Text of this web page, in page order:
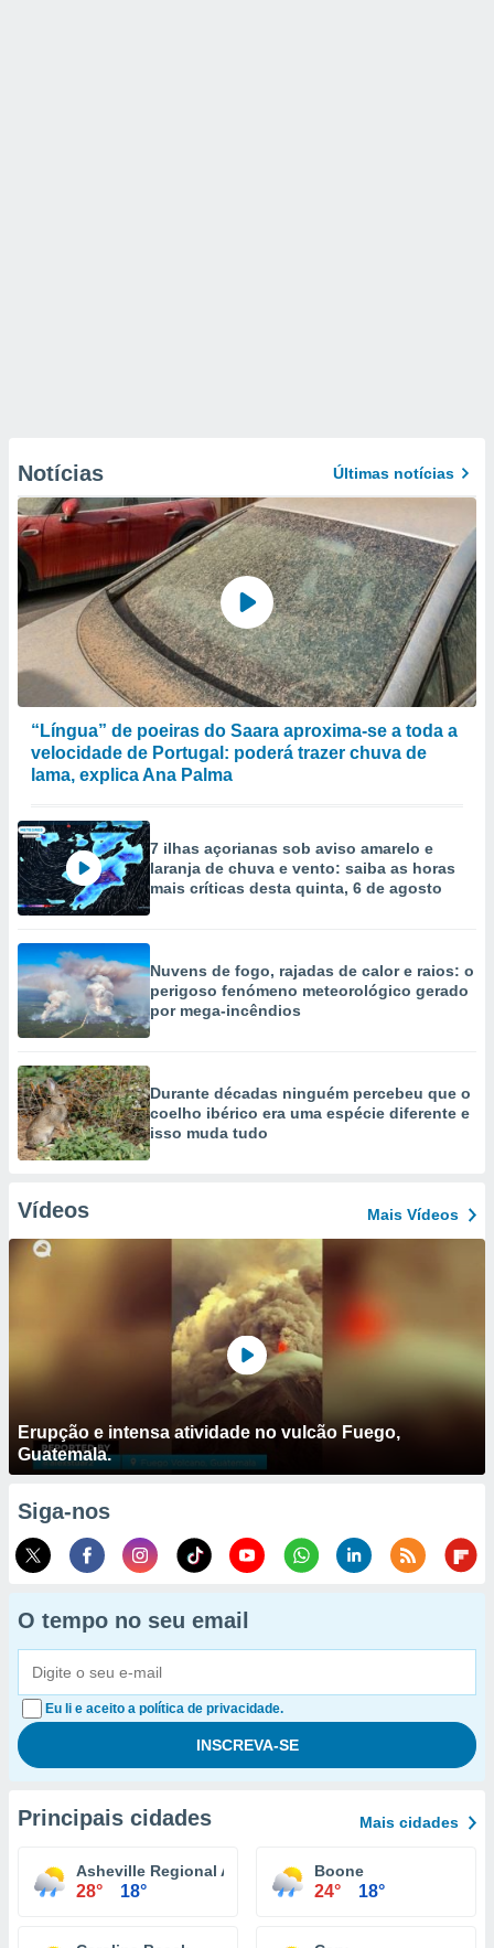
Notícias Últimas notícias
“Língua” de poeiras do Saara aproxima-se a toda a
velocidade de Portugal: poderá trazer chuva de
lama, explica Ana Palma
7 ilhas açorianas sob aviso amarelo e
laranja de chuva e vento: saiba as horas
mais críticas desta quinta, 6 de agosto
Nuvens de fogo, rajadas de calor e raios: o
perigoso fenómeno meteorológico gerado
por mega-incêndios
Durante décadas ninguém percebeu que o
coelho ibérico era uma espécie diferente e
isso muda tudo
Vídeos Mais Vídeos
Erupção e intensa atividade no vulcão Fuego,
Guatemala.
Siga-nos
O tempo no seu email
Eu li e aceito a política de privacidade.
Principais cidades Mais cidades
Asheville Regional Airport
28° 18°
Boone
24° 18°